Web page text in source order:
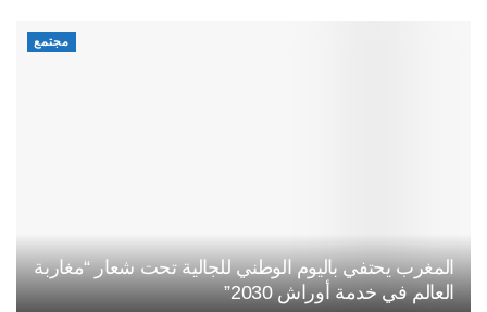
مجتمع
المغرب يحتفي باليوم الوطني للجالية تحت شعار “مغاربة
العالم في خدمة أوراش 2030”